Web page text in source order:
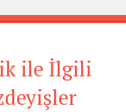
ile İlgili